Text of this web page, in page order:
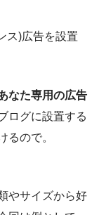
ス)広告を設置
なた専用の広告
ログに設置する
るので。
やサイズから好